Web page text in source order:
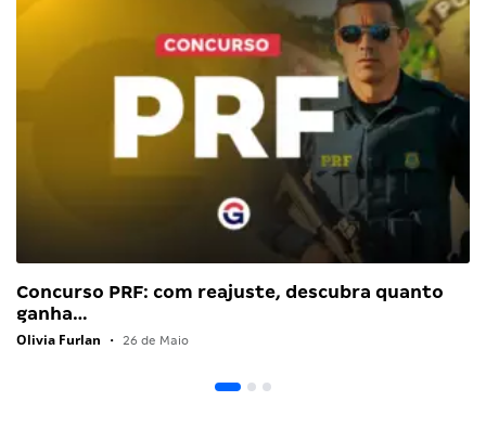
Concurso PRF: com reajuste, descubra quanto
ganha…
Olivia Furlan • 26 de Maio